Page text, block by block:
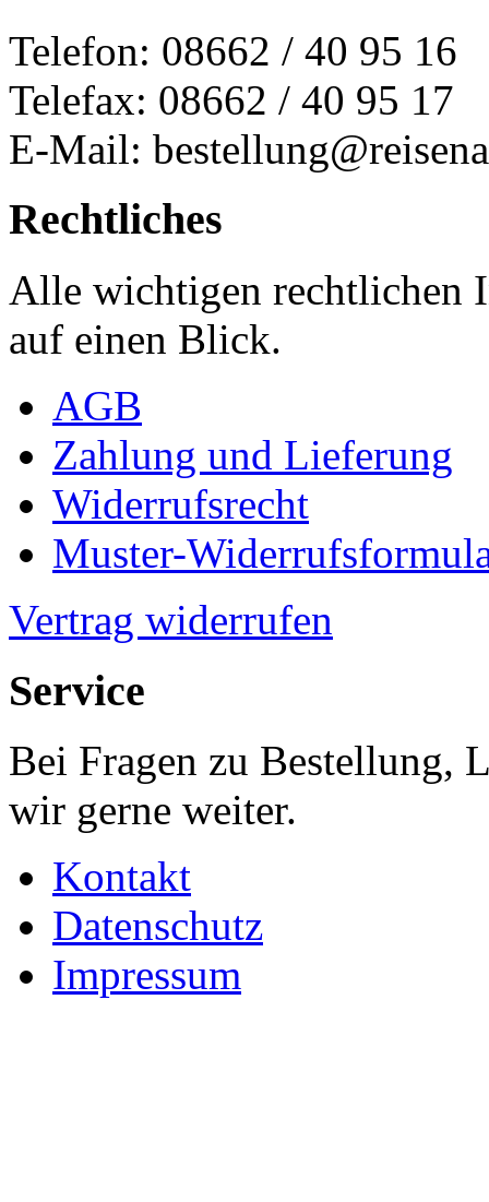
Telefon: 08662 / 40 95 16
Telefax: 08662 / 40 95 17
E-Mail:
Rechtliches
Alle wichtigen rechtlichen
auf einen Blick.
AGB
Zahlung und Lieferung
Widerrufsrecht
Muster-
Vertrag widerrufen
Service
Bei Fragen zu Bestellung,
wir gerne weiter.
Kontakt
Datenschutz
Impressum